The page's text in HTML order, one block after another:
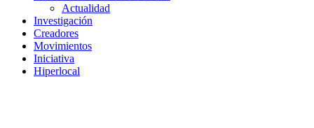
Actualidad
Investigación
Creadores
Movimientos
Iniciativa
Hiperlocal